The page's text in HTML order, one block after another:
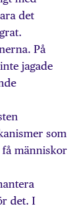
det
På
jagade
som
människor
det. I